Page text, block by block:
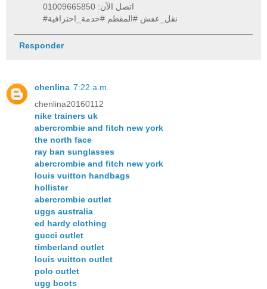
اتصل الآن: 01009665850
#نقل_عفش #المقطم #خدمة_احترافية
Responder
chenlina 7:22 a.m.
chenlina20160112
nike trainers uk
abercrombie and fitch new york
the north face
ray ban sunglasses
abercrombie and fitch new york
louis vuitton handbags
hollister
abercrombie outlet
uggs australia
ed hardy clothing
gucci outlet
timberland outlet
louis vuitton outlet
polo outlet
ugg boots